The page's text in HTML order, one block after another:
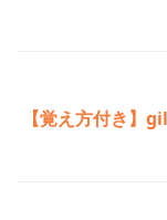
【覚え方付き